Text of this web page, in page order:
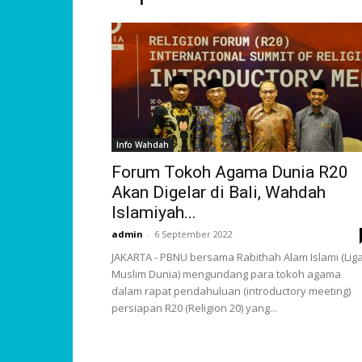
Info Wahdah
Forum Tokoh Agama Dunia R20
Akan Digelar di Bali, Wahdah
Islamiyah...
admin - 6 September 2022
JAKARTA - PBNU bersama Rabithah Alam Islami
Muslim Dunia) mengundang para tokoh agama
dalam rapat pendahuluan (introductory meeting)
persiapan R20 (Religion 20) yang...